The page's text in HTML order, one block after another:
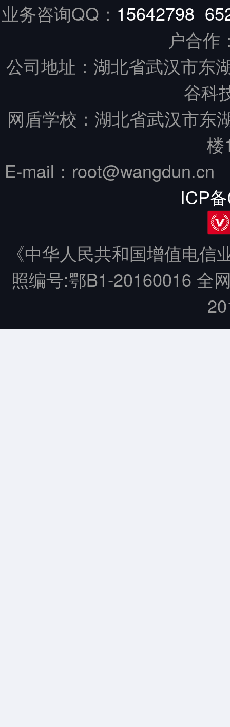
业务咨询QQ： 15642798
户合作
公司地址：湖北省武汉市东
谷科
网盾学校：湖北省武汉市东
楼
E-mail：
ICP
《中华人民共和国增值电
照编号:鄂B1-20160016 全